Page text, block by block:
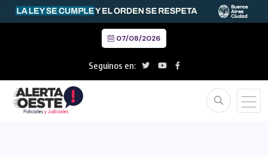
07/08/2026
Seguinos en: